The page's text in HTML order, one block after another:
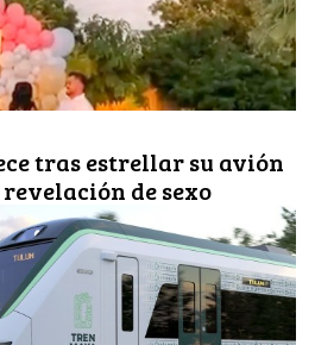
tras estrellar su avión
de sexo